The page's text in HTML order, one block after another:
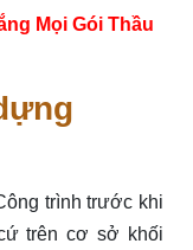
Mọi Gói Thầu
trình trước khi
trên cơ sở khối